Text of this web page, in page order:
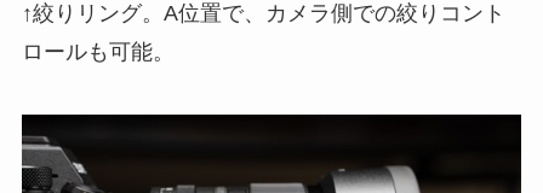
↑絞りリング。A位置で、カメラ側での絞りコント
ロールも可能。